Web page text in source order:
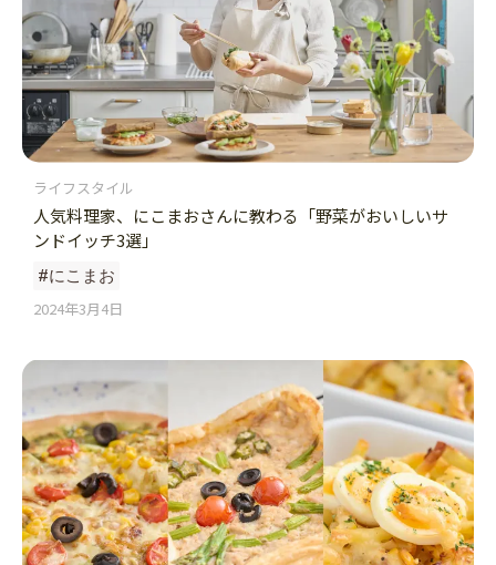
ライフスタイル
人気料理家、にこまおさんに教わる「野菜がおいしいサ
ンドイッチ3選」
#にこまお
2024年3月4日